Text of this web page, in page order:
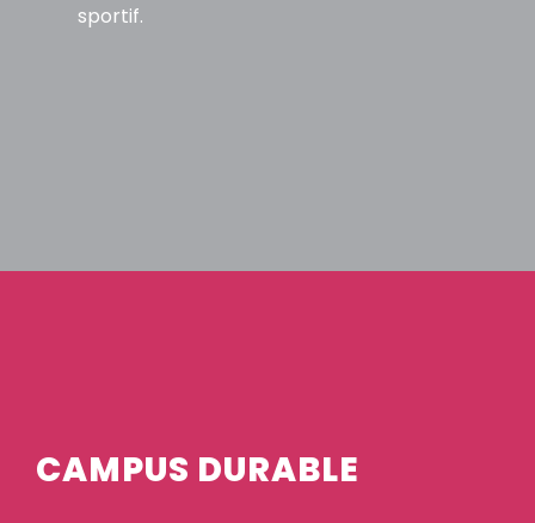
sportif.
CAMPUS DURABLE